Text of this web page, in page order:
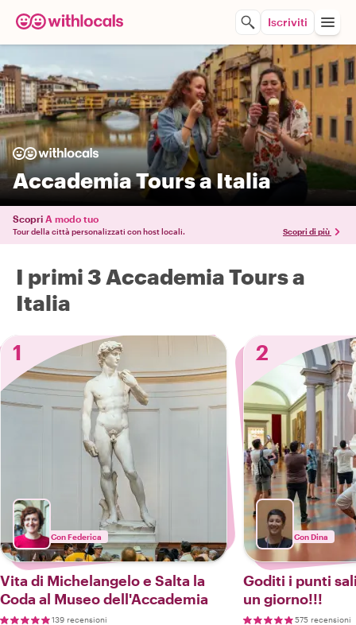
Iscriviti
Accademia Tours a Italia
Scopri A modo tuo
Tour della città personalizzati con host locali. Scopri di più
I primi 3 Accademia Tours a
Italia
1
Con Federica
Vita di Michelangelo e Salta la
Coda al Museo dell'Accademia
139 recensioni
2
Con Dina
Goditi i punti
un giorno!!!
575 recensioni